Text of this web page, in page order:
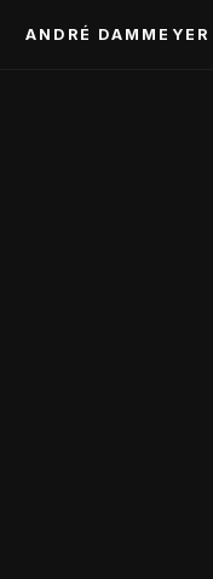
ANDRÉ DAMMEYER